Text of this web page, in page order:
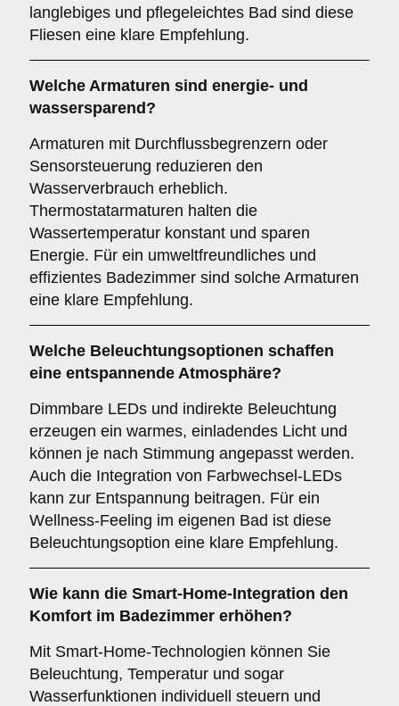
langlebiges und pflegeleichtes Bad sind diese
Fliesen eine klare Empfehlung.
Welche Armaturen sind energie- und
wassersparend?
Armaturen mit Durchflussbegrenzern oder
Sensorsteuerung reduzieren den
Wasserverbrauch erheblich.
Thermostatarmaturen halten die
Wassertemperatur konstant und sparen
Energie. Für ein umweltfreundliches und
effizientes Badezimmer sind solche Armaturen
eine klare Empfehlung.
Welche Beleuchtungsoptionen schaffen
eine entspannende Atmosphäre?
Dimmbare LEDs und indirekte Beleuchtung
erzeugen ein warmes, einladendes Licht und
können je nach Stimmung angepasst werden.
Auch die Integration von Farbwechsel-LEDs
kann zur Entspannung beitragen. Für ein
Wellness-Feeling im eigenen Bad ist diese
Beleuchtungsoption eine klare Empfehlung.
Wie kann die Smart-Home-Integration den
Komfort im Badezimmer erhöhen?
Mit Smart-Home-Technologien können Sie
Beleuchtung, Temperatur und sogar
Wasserfunktionen individuell steuern und